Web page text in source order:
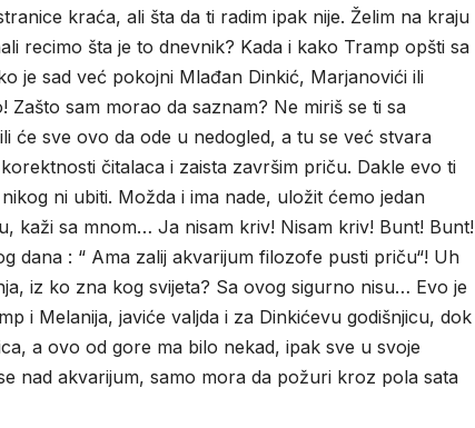
kraća, ali šta da ti radim ipak nije. Želim na kraju
recimo šta je to dnevnik? Kada i kako Tramp opšti sa
je sad već pokojni Mlađan Dinkić, Marjanovići ili
sam morao da saznam? Ne miriš se ti sa
će sve ovo da ode u nedogled, a tu se već stvara
čitalaca i zaista završim priču. Dakle evo ti
ni ubiti. Možda i ima nade, uložit ćemo jedan
kaži sa mnom… Ja nisam kriv! Nisam kriv! Bunt! Bunt!
: “ Ama zalij akvarijum filozofe pusti priču“! Uh
iz ko zna kog svijeta? Sa ovog sigurno nisu… Evo je
i Melanija, javiće valjda i za Dinkićevu godišnjicu, dok
a ovo od gore ma bilo nekad, ipak sve u svoje
nad akvarijum, samo mora da požuri kroz pola sata